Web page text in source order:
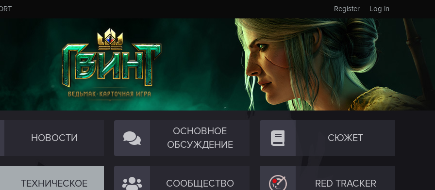
Log in
Register
НОВОСТИ
ОСНОВНОЕ
ОБСУЖДЕНИЕ
СЮЖЕТ
ТЕХНИЧЕСКОЕ СООБЩЕСТВО RED TRACKER